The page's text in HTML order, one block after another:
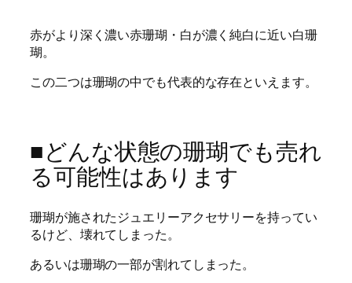
赤がより深く濃い赤珊瑚・白が濃く純白に近い白珊
瑚。
この二つは珊瑚の中でも代表的な存在といえます。
■どんな状態の珊瑚でも売れ
る可能性はあります
珊瑚が施されたジュエリーアクセサリーを持ってい
るけど、壊れてしまった。
あるいは珊瑚の一部が割れてしまった。